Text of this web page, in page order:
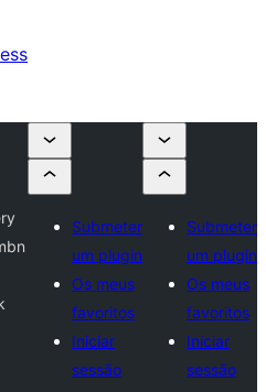
Submeter
um plugin
Os meus
favoritos
Iniciar
sessão
Submeter
um plugin
Os meus
favoritos
Iniciar
sessão